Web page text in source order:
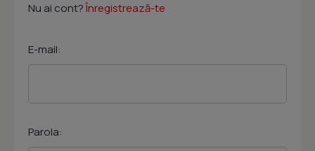
Nu ai cont?Înregistrează-te
E-mail:
Parola: